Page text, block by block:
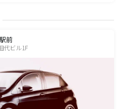
前
代ビル1F